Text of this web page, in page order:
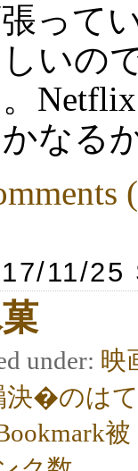
って
いの
。
なる
11/25
under: 映